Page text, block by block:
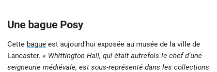
Une bague Posy
Cette bague est aujourd’hui exposée au musée de la ville de
Lancaster. « Whittington Hall, qui était autrefois le chef d’une
seigneurie médiévale, est sous-représenté dans les collections